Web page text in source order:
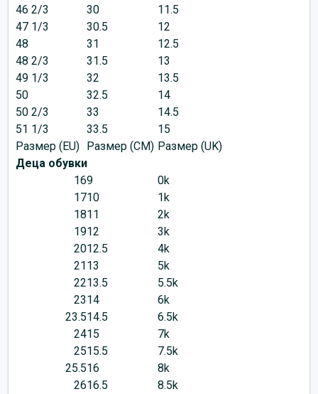
46 2/3
30
11.5
47 1/3
30.5
12
48
31
12.5
48 2/3
31.5
13
49 1/3
32
13.5
50
32.5
14
50 2/3
33
14.5
51 1/3
33.5
15
Размер (EU) Размер (CM) Размер (UK)
Деца обувки
169
0k
1710
1k
1811
2k
1912
3k
2012.5
4k
2113
5k
2213.5
5.5k
2314
6k
23.514.5
6.5k
2415
7k
2515.5
7.5k
25.516
8k
2616.5
8.5k